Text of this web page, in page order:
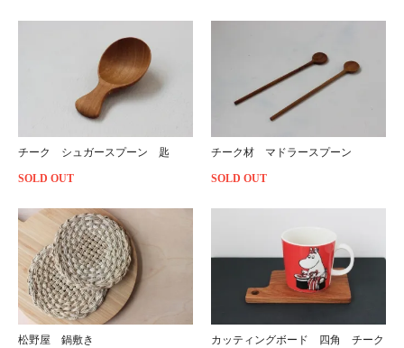
チーク シュガースプーン 匙
SOLD OUT
チーク材 マドラースプーン
SOLD OUT
松野屋 鍋敷き カッティングボード 四角 チーク